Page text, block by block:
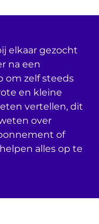
elkaar gezocht
na een
om zelf steeds
en kleine
vertellen, dit
over
of
alles op te